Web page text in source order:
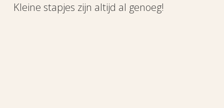
Kleine stapjes zijn altijd al genoeg!